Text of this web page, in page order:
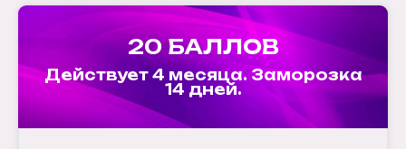
20 БАЛЛОВ
Действует 4 месяца. Заморозка
14 дней.